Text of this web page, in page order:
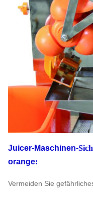
Juicer-Maschinen-
orange:
Vermeiden Sie